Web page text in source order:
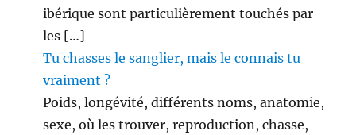
ibérique sont particulièrement touchés par
les […]
Tu chasses le sanglier, mais le connais tu
vraiment ?
Poids, longévité, différents noms, anatomie,
sexe, où les trouver, reproduction, chasse,